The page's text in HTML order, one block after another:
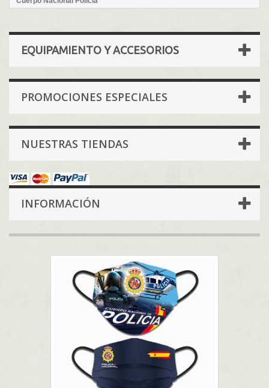
EQUIPAMIENTO Y ACCESORIOS
PROMOCIONES ESPECIALES
NUESTRAS TIENDAS
INFORMACIÓN